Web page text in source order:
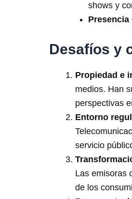
shows y
Presencia
Desafíos y
Propiedad e
medios. Han
perspectivas
Entorno
servicio
Las emisoras
de los